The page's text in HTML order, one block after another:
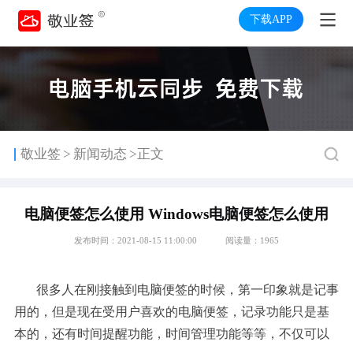
下载APP
敬业签 > 新闻动态 >正文
电脑便签怎么使用 Windows电脑便签怎么使用
发布时间：2021-08-15 11:00:00 阅读量：1965
很多人在刚接触到电脑便签的时候，第一印象就是记事
用的，但是现在受用户喜欢的电脑便签，记录功能只是基
本的，还有时间提醒功能，时间管理功能等等，不仅可以